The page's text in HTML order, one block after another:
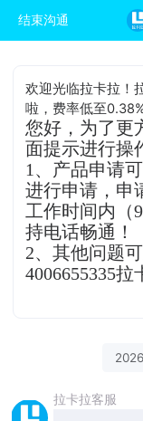
结束沟通
欢迎光临拉卡拉！
啦，费率低至
您好，为了更
面提示进行操
1、产品申请
进行申请，申
工作时间内（
持电话畅通！
2、其他问题
4006655335拉
拉卡拉客服